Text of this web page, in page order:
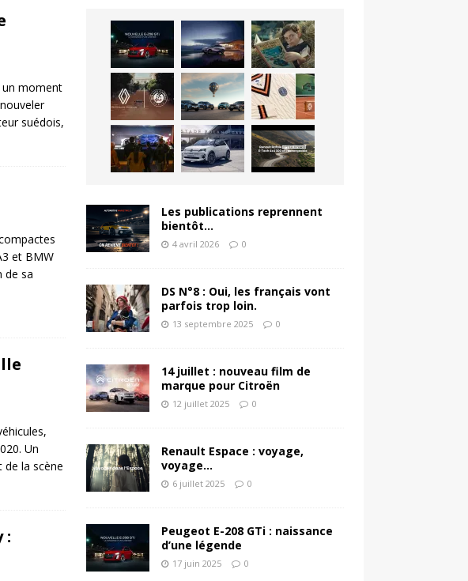
un moment
suédois,
et BMW
de sa
Un
la scène
:
Les publications reprennent
bientôt…
4 avril 2026 0
DS N°8 : Oui, les français vont
parfois trop loin.
13 septembre 2025 0
14 juillet : nouveau film de
marque pour Citroën
12 juillet 2025 0
Renault Espace : voyage,
voyage…
6 juillet 2025 0
Peugeot E-208 GTi : naissance
d’une légende
17 juin 2025 0